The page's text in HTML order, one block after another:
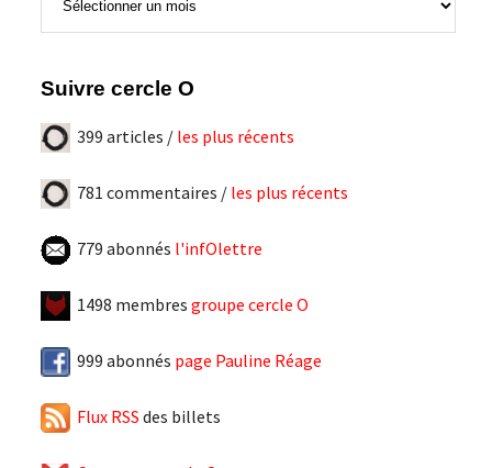
Suivre cercle O
399 articles / les plus récents
781 commentaires / les plus récents
779 abonnés l'infOlettre
1498 membres groupe cercle O
999 abonnés page Pauline Réage
Flux RSS des billets